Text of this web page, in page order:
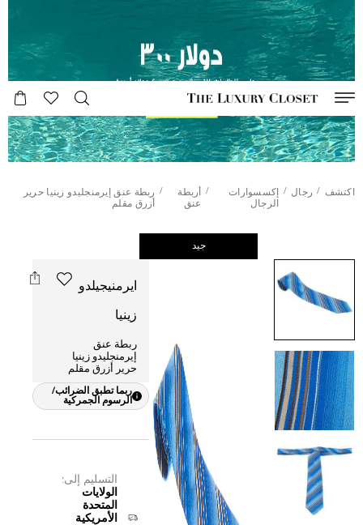
اكتشف / رجال /
إكسسوارات
الرجال
/
أربطة
عنق
/ ربطة عنق إيرمنجليدو زينيا حرير
أزرق مقلم
جيد
ايرمنيجيلدو
زينيا
ربطة عنق
إيرمنجليدو زينيا
حرير أزرق مقلم
ربما تطبق الضرائب/
الرسوم الجمركية
التسليم إلى:
الولايات
المتحدة
الأمريكية